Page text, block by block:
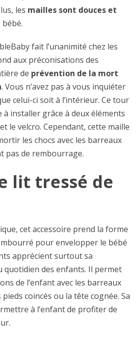
les mailles sont douces et
fait l’unanimité chez les
aux préconisations des
de prévention de la mort
. Vous n’avez pas à vous inquiéter
celui-ci soit à l’intérieur. Ce tour
à installer grâce à deux éléments
le velcro. Cependant, cette maille
les chocs avec les barreaux
pas de rembourrage.
lit tressé de
cet accessoire prend la forme
pour envelopper le bébé
apprécient surtout sa
des enfants. Il permet
de l’enfant avec les barreaux
coincés ou la tête cognée. Sa
à l’enfant de profiter de